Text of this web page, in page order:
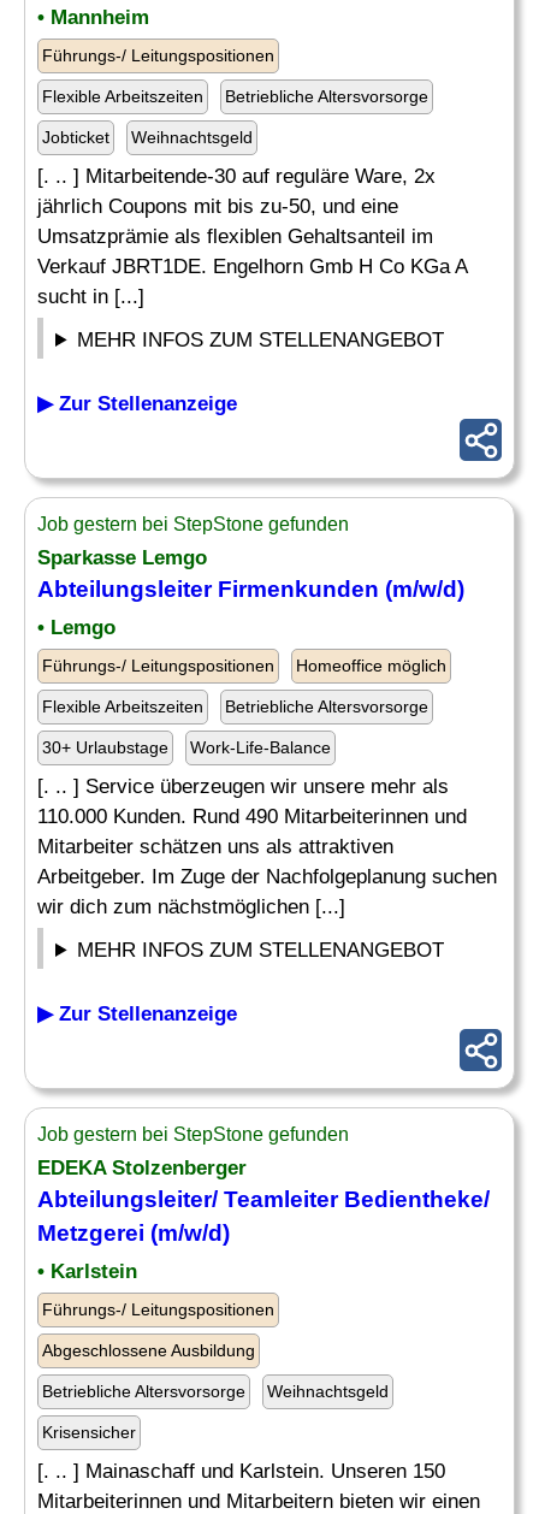
• Mannheim
Führungs-/ Leitungspositionen
Flexible Arbeitszeiten Betriebliche Altersvorsorge
Jobticket Weihnachtsgeld
[. .. ] Mitarbeitende-30 auf reguläre Ware, 2x
jährlich Coupons mit bis zu-50, und eine
Umsatzprämie als flexiblen Gehaltsanteil im
Verkauf JBRT1DE. Engelhorn Gmb H Co KGa A
sucht in [...]
MEHR INFOS ZUM STELLENANGEBOT
▶ Zur Stellenanzeige
Job gestern bei StepStone gefunden
Sparkasse Lemgo
AbteilungsleiterFirmenkunden (m/w/d)
• Lemgo
Führungs-/ Leitungspositionen Homeoffice möglich
Flexible Arbeitszeiten Betriebliche Altersvorsorge
30+ Urlaubstage Work-Life-Balance
[. .. ] Service überzeugen wir unsere mehr als
110.000 Kunden. Rund 490 Mitarbeiterinnen und
Mitarbeiter schätzen uns als attraktiven
Arbeitgeber. Im Zuge der Nachfolgeplanung suchen
wir dich zum nächstmöglichen [...]
MEHR INFOS ZUM STELLENANGEBOT
▶ Zur Stellenanzeige
Job gestern bei StepStone gefunden
EDEKA Stolzenberger
Abteilungsleiter/ Teamleiter Bedientheke/
Metzgerei (m/w/d)
• Karlstein
Führungs-/ Leitungspositionen
Abgeschlossene Ausbildung
Betriebliche Altersvorsorge Weihnachtsgeld
Krisensicher
[. .. ] Mainaschaff und Karlstein. Unseren 150
Mitarbeiterinnen und Mitarbeitern bieten wir einen